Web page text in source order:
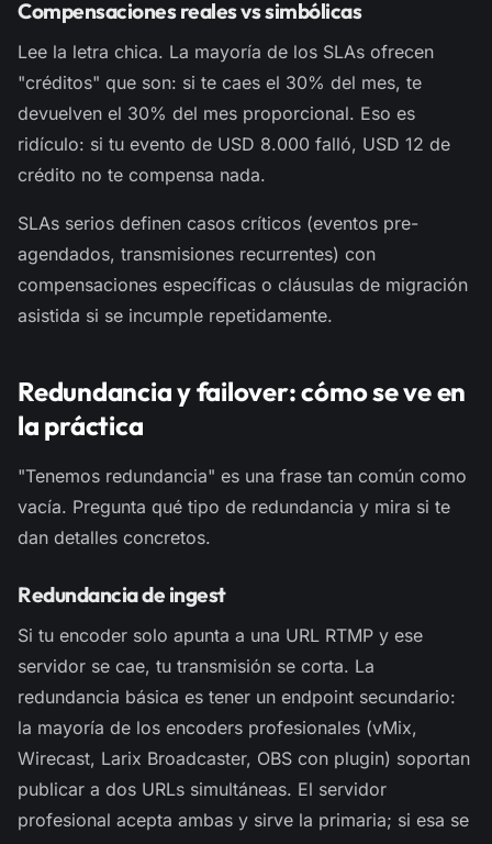
Compensaciones reales vs simbólicas
Lee la letra chica. La mayoría de los SLAs ofrecen
"créditos" que son: si te caes el 30% del mes, te
devuelven el 30% del mes proporcional. Eso es
ridículo: si tu evento de USD 8.000 falló, USD 12 de
crédito no te compensa nada.
SLAs serios definen casos críticos (eventos pre-
agendados, transmisiones recurrentes) con
compensaciones específicas o cláusulas de migración
asistida si se incumple repetidamente.
Redundancia y failover: cómo se ve en
la práctica
"Tenemos redundancia" es una frase tan común como
vacía. Pregunta qué tipo de redundancia y mira si te
dan detalles concretos.
Redundancia de ingest
Si tu encoder solo apunta a una URL RTMP y ese
servidor se cae, tu transmisión se corta. La
redundancia básica es tener un endpoint secundario:
la mayoría de los encoders profesionales (vMix,
Wirecast, Larix Broadcaster, OBS con plugin) soportan
publicar a dos URLs simultáneas. El servidor
profesional acepta ambas y sirve la primaria; si esa se